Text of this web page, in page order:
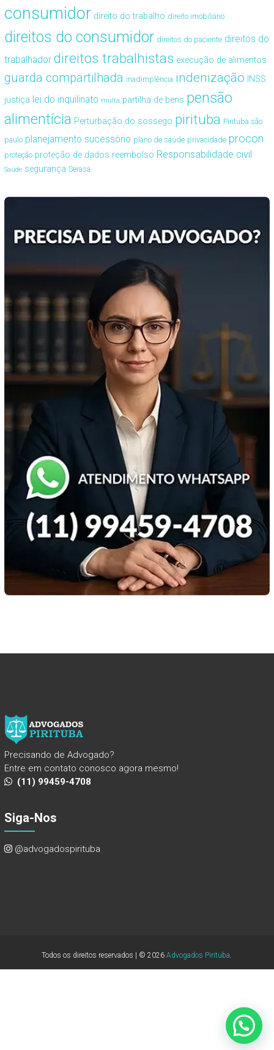
consumidor direito do trabalho direito imobiliário
direitos do consumidor direitos do paciente direitos do
trabalhador direitos trabalhistas execução de alimentos
guarda compartilhada inadimplência indenização INSS
justiça lei do inquilinato multa partilha de bens pensão
alimentícia Perturbação do sossego pirituba Pirituba são
paulo planejamento sucessório plano de saúde privacidade procon
proteção proteção de dados reembolso Responsabilidade civil
Saúde segurança Serasa
Precisando de Advogado?
Entre em contato conosco agora mesmo!
(11) 99459-4708
Siga-Nos
@advogadospirituba
Todos os direitos reservados | © 2026Advogados Pirituba.